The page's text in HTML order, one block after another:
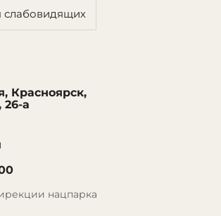
слабовидящих
Красноярск,
26-а
нацпарка